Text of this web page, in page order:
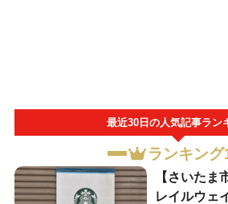
最近30日の人気記事ラン
ランキング
【さいたま
レイルウェ